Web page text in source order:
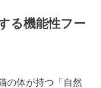
る機能性フー
の体が持つ「自然